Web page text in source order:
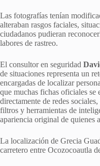
Las fotografías tenían
alteraban rasgos faciales,
ciudadanos pudieran
labores de rastreo.
El consultor en seguridad
de situaciones representa un
encargadas de localizar
que muchas fichas oficiales se
directamente de redes
filtros y herramientas de
apariencia original de quienes
La localización de Grecia
carretero entre Ocozocoautla